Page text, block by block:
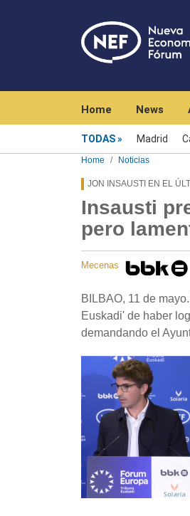
Home News
TODAS Madrid
Home Noticias
JON INSAUSTI EN EL
Insausti
pero
Mecenas
BILBAO, 11 de
Euskadi' de haber
demandando el